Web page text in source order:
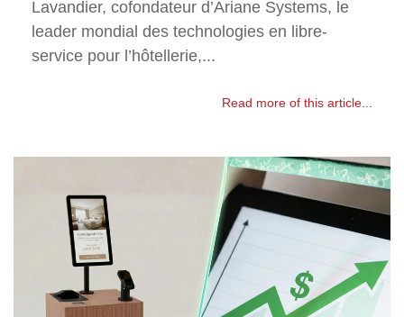
Lavandier, cofondateur d’Ariane Systems, le
leader mondial des technologies en libre-
service pour l’hôtellerie,...
Read more of this article...